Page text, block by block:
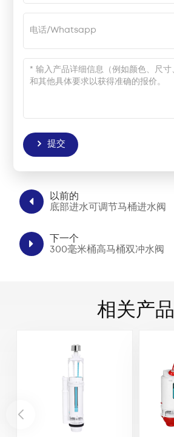
提交
以前的
底部进水可调节马桶进水阀
下一个
300毫米桶高马桶双冲水阀
相关产品